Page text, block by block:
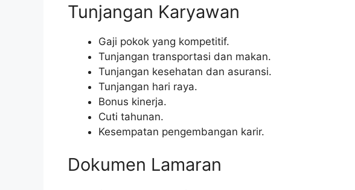
Tunjangan Karyawan
Gaji pokok yang kompetitif.
Tunjangan transportasi dan makan.
Tunjangan kesehatan dan asuransi.
Tunjangan hari raya.
Bonus kinerja.
Cuti tahunan.
Kesempatan pengembangan karir.
Dokumen Lamaran